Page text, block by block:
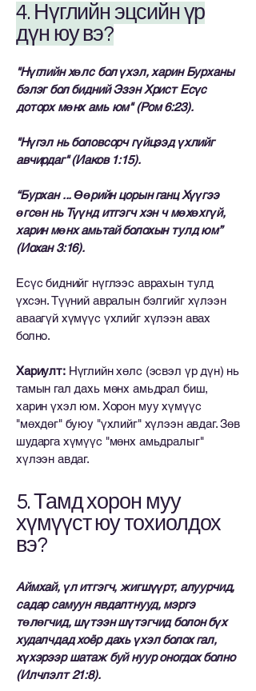
4. Нүглийн эцсийн үр
дүн юу вэ?
"Нүглийн хөлс бол үхэл, харин Бурханы
бэлэг бол бидний Эзэн Христ Есүс
доторх мөнх амь юм" (Ром 6:23).
"Нүгэл нь боловсорч гүйцээд үхлийг
авчирдаг" (Иаков 1:15).
“Бурхан ... Өөрийн цорын ганц Хүүгээ
өгсөн нь Түүнд итгэгч хэн ч мөхөхгүй,
харин мөнх амьтай болохын тулд юм”
(Иохан 3:16).
Есүс биднийг нүглээс аврахын тулд
үхсэн. Түүний авралын бэлгийг хүлээн
аваагүй хүмүүс үхлийг хүлээн авах
болно.
Хариулт:Нүглийн хөлс (эсвэл үр дүн) нь
тамын гал дахь мөнх амьдрал биш,
харин үхэл юм. Хорон муу хүмүүс
"мөхдөг" буюу "үхлийг" хүлээн авдаг. Зөв
шударга хүмүүс "мөнх амьдралыг"
хүлээн авдаг.
5. Тамд хорон муу
хүмүүст юу тохиолдох
вэ?
Аймхай, үл итгэгч, жигшүүрт, алуурчид,
садар самуун явдалтнууд, мэргэ
төлөгчид, шүтээн шүтэгчид болон бүх
худалчдад хоёр дахь үхэл болох гал,
хүхэрээр шатаж буй нуур оногдох болно
(Илчлэлт 21:8).